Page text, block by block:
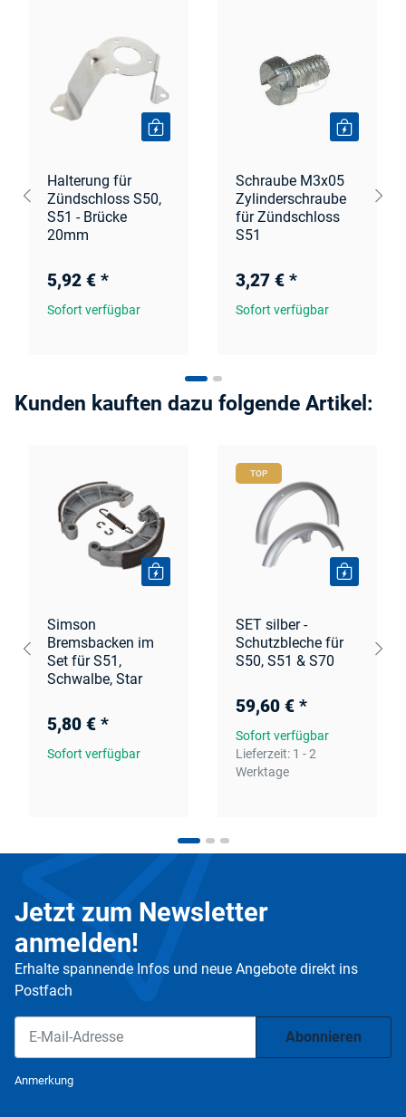
Halterung für
Zündschloss S50,
S51 - Brücke
20mm
5,92 € *
Sofort verfügbar
Schraube M3x05
Zylinderschraube
für Zündschloss
S51
3,27 € *
Sofort verfügbar
Kunden kauften dazu folgende Artikel:
Simson
Bremsbacken im
Set für S51,
Schwalbe, Star
5,80 € *
Sofort verfügbar
TOP
SET silber -
Schutzbleche für
S50, S51 & S70
59,60 € *
Sofort verfügbar
Lieferzeit: 1 - 2
Werktage
Jetzt zum Newsletter
anmelden!
Erhalte spannende Infos und neue Angebote direkt ins
Postfach
Abonnieren
Anmerkung